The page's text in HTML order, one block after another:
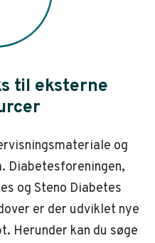
til eksterne
og
og Steno Diabetes
er der udviklet nye
Herunder kan du søge